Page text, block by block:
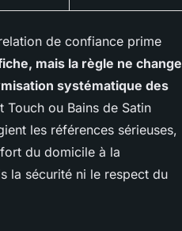
de confiance prime
mais la règle ne change
systématique des
Touch ou Bains de Satin
les références sérieuses,
du domicile à la
la sécurité ni le respect du